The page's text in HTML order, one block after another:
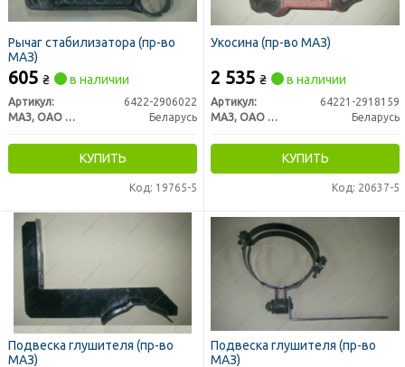
Рычаг стабилизатора (пр-во
МАЗ)
605 ₴ в наличии
Артикул:
6422-2906022
МАЗ, ОАО «Минский автомобильный завод»
Беларусь
КУПИТЬ
Код: 19765-5
Укосина (пр-во МАЗ)
2 535 ₴ в наличии
Артикул:
64221-2918159
МАЗ, ОАО «Минский автомобильный завод»
Беларусь
КУПИТЬ
Код: 20637-5
Подвеска глушителя (пр-во
МАЗ)
Подвеска глушителя (пр-во
МАЗ)